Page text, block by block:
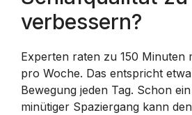
verbessern?
Experten raten zu 150 Minuten
pro Woche. Das entspricht
Bewegung jeden Tag. Schon
minütiger Spaziergang kann